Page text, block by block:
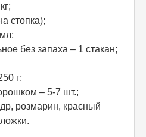
стопка);
без запаха – 1 стакан;
г;
– 5-7 шт.;
розмарин, красный